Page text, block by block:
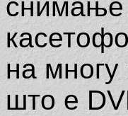
снимање
на многу
што е